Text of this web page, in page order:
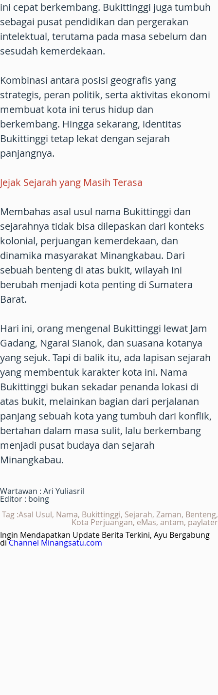
ini cepat berkembang. Bukittinggi juga tumbuh
sebagai pusat pendidikan dan pergerakan
intelektual, terutama pada masa sebelum dan
sesudah kemerdekaan.
Kombinasi antara posisi geografis yang
strategis, peran politik, serta aktivitas ekonomi
membuat kota ini terus hidup dan
berkembang. Hingga sekarang, identitas
Bukittinggi tetap lekat dengan sejarah
panjangnya.
Jejak Sejarah yang Masih Terasa
Membahas asal usul nama Bukittinggi dan
sejarahnya tidak bisa dilepaskan dari konteks
kolonial, perjuangan kemerdekaan, dan
dinamika masyarakat Minangkabau. Dari
sebuah benteng di atas bukit, wilayah ini
berubah menjadi kota penting di Sumatera
Barat.
Hari ini, orang mengenal Bukittinggi lewat Jam
Gadang, Ngarai Sianok, dan suasana kotanya
yang sejuk. Tapi di balik itu, ada lapisan sejarah
yang membentuk karakter kota ini. Nama
Bukittinggi bukan sekadar penanda lokasi di
atas bukit, melainkan bagian dari perjalanan
panjang sebuah kota yang tumbuh dari konflik,
bertahan dalam masa sulit, lalu berkembang
menjadi pusat budaya dan sejarah
Minangkabau.
Wartawan : Ari Yuliasril
Editor : boing
Tag :Asal Usul, Nama, Bukittinggi, Sejarah, Zaman, Benteng,
Kota Perjuangan, eMas, antam, paylater
Ingin Mendapatkan Update Berita Terkini, Ayu Bergabung
diChannel Minangsatu.com